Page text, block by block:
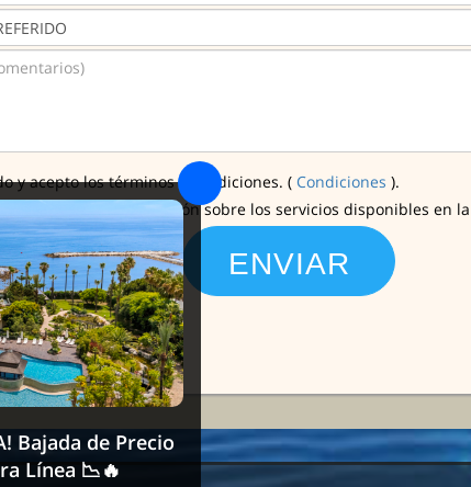
y acepto los términos y condiciones. ( Condiciones ).
tener más información sobre los servicios disponibles en
Bajada de Precio
Línea 📉🔥